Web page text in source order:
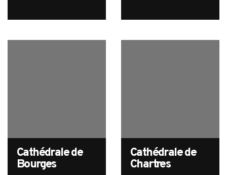
Cathédrale de
Bourges
Cathédrale de
Chartres